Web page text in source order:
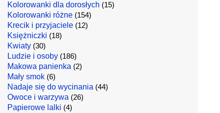
Kolorowanki dla dorosłych (15)
Kolorowanki różne (154)
Krecik i przyjaciele (12)
Księżniczki (18)
Kwiaty (30)
Ludzie i osoby (186)
Makowa panienka (2)
Mały smok (6)
Nadaje się do wycinania (44)
Owoce i warzywa (26)
Papierowe lalki (4)